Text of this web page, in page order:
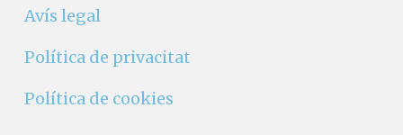
Avís legal
Política de privacitat
Política de cookies